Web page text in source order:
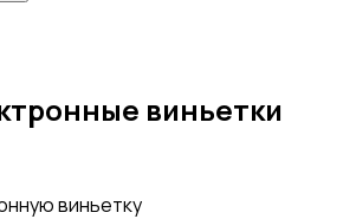
виньетки
виньетку